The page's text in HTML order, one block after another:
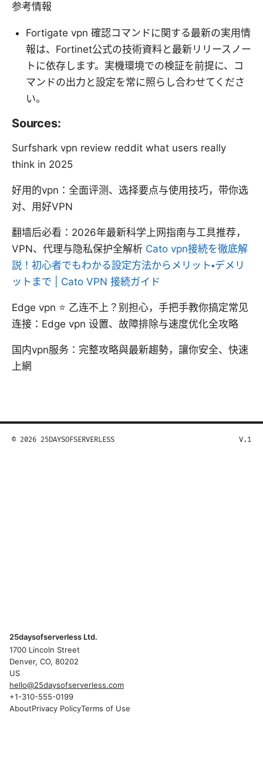
参考情報
Fortigate vpn 確認コマンドに関する最新の実用情
報は、Fortinet公式の技術資料と最新リリースノー
トに依存します。実機環境での検証を前提に、コ
マンドの出力と設定を常に照らし合わせてくださ
い。
Sources:
Surfshark vpn review reddit what users really
think in 2025
好用的vpn：全面评测、选择要点与使用技巧，带你选
对、用好VPN
翻墙后必看：2026年最新科学上网指南与工具推荐，
VPN、代理与隐私保护全解析 Cato vpn接続を徹底解
説！初心者でもわかる設定方法からメリット・デメリ
ットまで | Cato VPN 接続ガイド
Edge vpn ⭐ 乙连不上？别担心，手把手教你搞定常见
连接：Edge vpn 设置、故障排除与速度优化全攻略
国内vpn服务：完整攻略與最新趨勢，讓你安全、快速
上網
© 2026 25DAYSOFSERVERLESS V.1
25daysofserverless Ltd.
1700 Lincoln Street
Denver, CO, 80202
US
hello@25daysofserverless.com
+1-310-555-0199
AboutPrivacy PolicyTerms of Use